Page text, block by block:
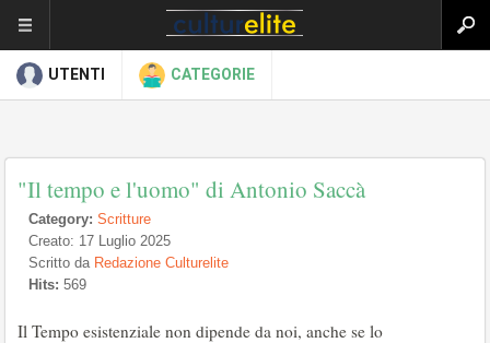
UTENTI CATEGORIE
"Il tempo e l'uomo" di Antonio Saccà
Category: Scritture
Creato: 17 Luglio 2025
Scritto da Redazione Culturelite
Hits: 569
Il Tempo esistenziale non dipende da noi, anche se lo